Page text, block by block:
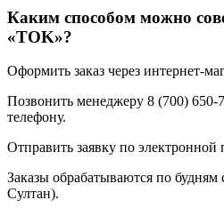
Каким способом можно
«TOK»?
Оформить заказ через интернет-
Позвонить менеджеру 8 (700) 650-
телефону.
Отправить заявку по электронной
Заказы обрабатываются по
Султан).